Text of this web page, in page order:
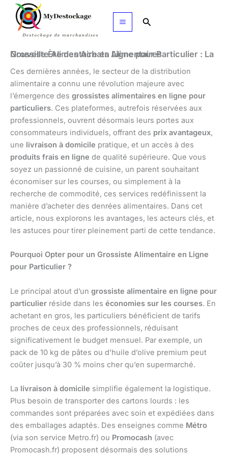
Aller
contenu
Rechercher
Grossiste Alimentaire en Ligne pour Particulier : La Nouvelle Ère des Achats Alimentaires
Ces dernières années, le secteur de la distribution
alimentaire a connu une révolution majeure avec
l’émergence des grossistes alimentaires en ligne pour
particuliers. Ces plateformes, autrefois réservées aux
professionnels, ouvrent désormais leurs portes aux
consommateurs individuels, offrant des prix avantageux,
une livraison à domicile pratique, et un accès à des
produits frais en ligne de qualité supérieure. Que vous
soyez un passionné de cuisine, un parent souhaitant
économiser sur les courses, ou simplement à la
recherche de commodité, ces services redéfinissent la
manière d’acheter des denrées alimentaires. Dans cet
article, nous explorons les avantages, les acteurs clés, et
les astuces pour tirer pleinement parti de cette tendance.
Pourquoi Opter pour un Grossiste Alimentaire en Ligne
pour Particulier ?
Le principal atout d’un grossiste alimentaire en ligne pour
particulier réside dans les économies sur les courses. En
achetant en gros, les particuliers bénéficient de tarifs
proches de ceux des professionnels, réduisant
significativement le budget mensuel. Par exemple, un
pack de 10 kg de pâtes ou d’huile d’olive premium peut
coûter jusqu’à 30 % moins cher qu’en supermarché.
La livraison à domicile simplifie également la logistique.
Plus besoin de transporter des cartons lourds : les
commandes sont préparées avec soin et expédiées dans
des emballages adaptés. Des enseignes comme Métro
(via son service Metro.fr) ou Promocash (avec
Promocash.fr) proposent désormais des solutions